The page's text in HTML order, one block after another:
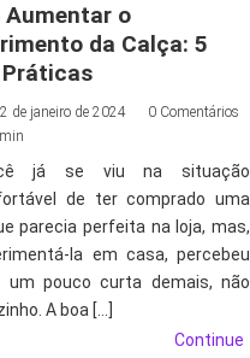
Aumentar o
da Calça: 5
de janeiro de 2024
0 Comentários
já se viu na situação
de ter comprado uma
parecia perfeita na loja, mas,
la em casa, percebeu
um pouco curta demais, não
A boa […]
Continue